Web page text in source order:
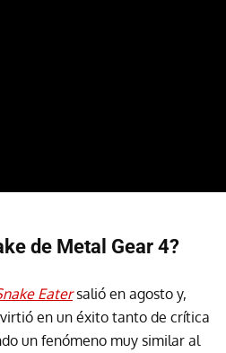
de Metal Gear 4?
Eatersalió en agosto y,
en un éxito tanto de crítica
un fenómeno muy similar al